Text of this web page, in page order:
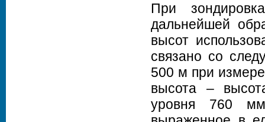
При
дальнейшей
высот
связано со
500 м при
высота –
уровня 760